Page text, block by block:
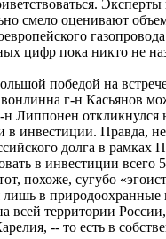
смело оценивают
цифр пока никто не
победой на встрече
г-н Касьянов
н Липпонен откликнулся
в инвестиции. Правда,
долга в рамках
в инвестиции всего
похоже, сугубо
лишь в природоохранные
всей территории
-- то есть в